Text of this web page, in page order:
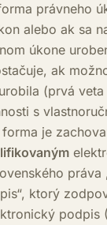
právneho
alebo ak sa
úkone
ak
(prvá
s
je
práva
ktorý
podpis